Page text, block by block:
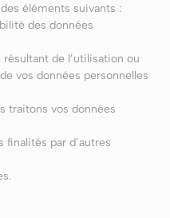
éléments suivants :
des données
de l’utilisation ou
vos données personnelles
traitons vos données
finalités par d’autres